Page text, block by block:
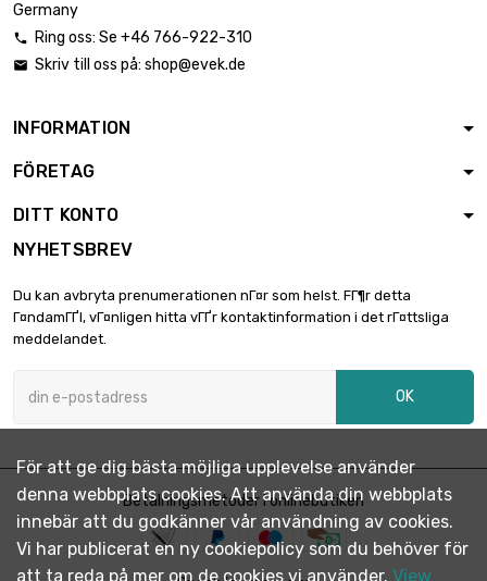
Germany
 Ring oss: Se +46 766-922-310
 Skriv till oss på: shop@evek.de
INFORMATION
FÖRETAG
DITT KONTO
NYHETSBREV
Du kan avbryta prenumerationen nГ¤r som helst. FГ¶r detta
Г¤ndamГҐl, vГ¤nligen hitta vГҐr kontaktinformation i det rГ¤ttsliga
meddelandet.
OK
Betalningsmetoder i onlinebutiken
För att ge dig bästa möjliga upplevelse använder
denna webbplats cookies. Att använda din webbplats
innebär att du godkänner vår användning av cookies.
Vi har publicerat en ny cookiepolicy som du behöver för
att ta reda på mer om de cookies vi använder. View